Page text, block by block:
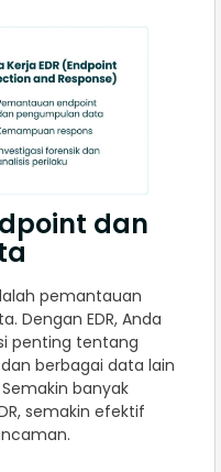
dan
pemantauan
Dengan EDR, Anda
penting tentang
berbagai data lain
banyak
semakin efektif